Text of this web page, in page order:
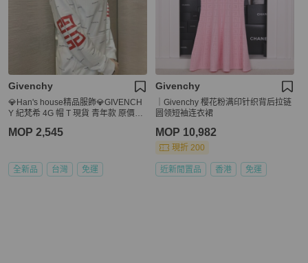
Givenchy
💎Han's house精品服飾💎GIVENCH
Y 紀梵希 4G 帽 T 現貨 青年款 原價13
MOP 2,545
全新品 台灣 免運
Givenchy
｜Givenchy 樱花粉满印针织背后拉链
圆领短袖连衣裙
MOP 10,982
現折 200
近新閒置品 香港 免運